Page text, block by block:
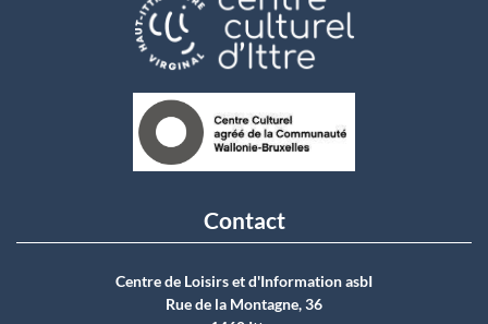
Contact
Centre de Loisirs et d'Information asbI
Rue de la Montagne, 36